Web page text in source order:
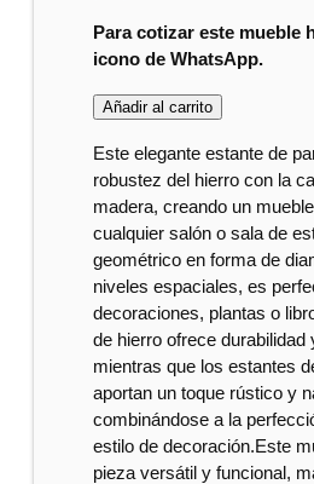
Para cotizar este mueble
icono de WhatsApp.
Añadir al carrito
Este elegante estante de
robustez del hierro con la
madera, creando un
cualquier salón o sala de
geométrico en forma de
niveles espaciales, es
decoraciones, plantas o
de hierro ofrece durabilidad
mientras que los estantes
aportan un toque rústico y
combinándose a la
estilo de decoración.Este
pieza versátil y funcional,